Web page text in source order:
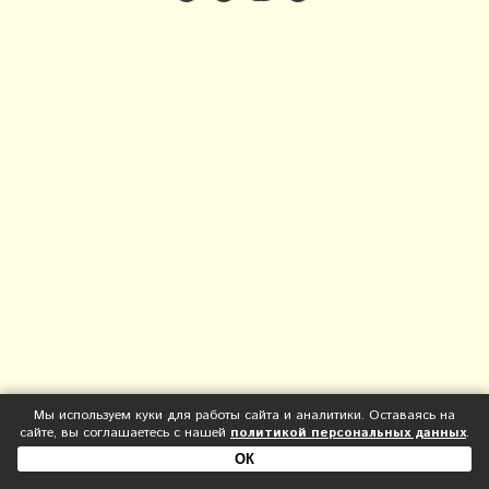
Мы используем куки для работы сайта и аналитики. Оставаясь на
сайте, вы соглашаетесь с нашей политикой персональных данных.
ОК